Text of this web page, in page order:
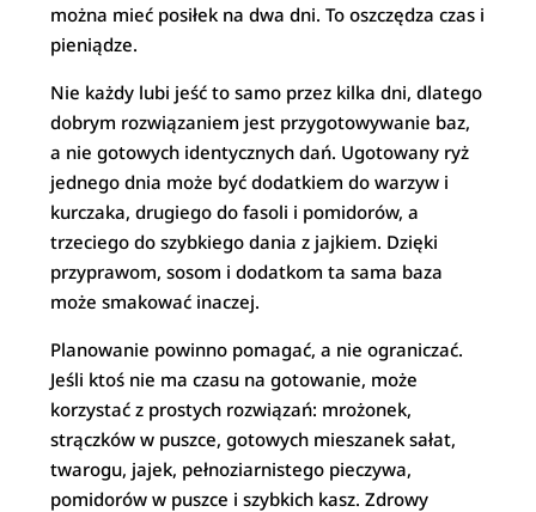
można mieć posiłek na dwa dni. To oszczędza czas i
pieniądze.
Nie każdy lubi jeść to samo przez kilka dni, dlatego
dobrym rozwiązaniem jest przygotowywanie baz,
a nie gotowych identycznych dań. Ugotowany ryż
jednego dnia może być dodatkiem do warzyw i
kurczaka, drugiego do fasoli i pomidorów, a
trzeciego do szybkiego dania z jajkiem. Dzięki
przyprawom, sosom i dodatkom ta sama baza
może smakować inaczej.
Planowanie powinno pomagać, a nie ograniczać.
Jeśli ktoś nie ma czasu na gotowanie, może
korzystać z prostych rozwiązań: mrożonek,
strączków w puszce, gotowych mieszanek sałat,
twarogu, jajek, pełnoziarnistego pieczywa,
pomidorów w puszce i szybkich kasz. Zdrowy